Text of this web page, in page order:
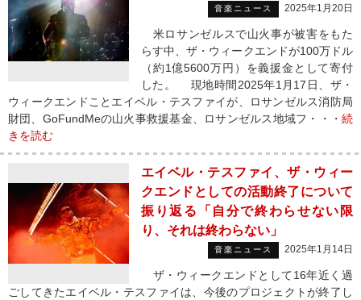
音楽ニュース 2025年1月20日
米ロサンゼルスで山火事が被害をもた
らす中、ザ・ウィークエンドが100万ドル
（約1億5600万円）を義援金として寄付
した。 現地時間2025年1月17日、ザ・
ウィークエンドことエイベル・テスファイが、ロサンゼルス消防局
財団、GoFundMeの山火事救援基金、ロサンゼルス地域フ・・・ 続
きを読む
エイベル・テスファイ、ザ・ウィー
クエンドとしての活動終了について
振り返る「自分で終わらせない限
り、それは終わらない」
音楽ニュース 2025年1月14日
ザ・ウィークエンドとして16年近く過
ごしてきたエイベル・テスファイは、今後のプロジェクトが終了し